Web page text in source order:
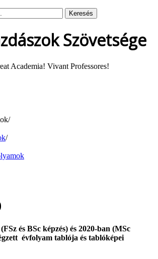
Keresés
Szövetsége
Academia! Vivant Professores!
/
/
FSz és BSc képzés) és 2020-ban (MSc
évfolyam tablója és tablóképei